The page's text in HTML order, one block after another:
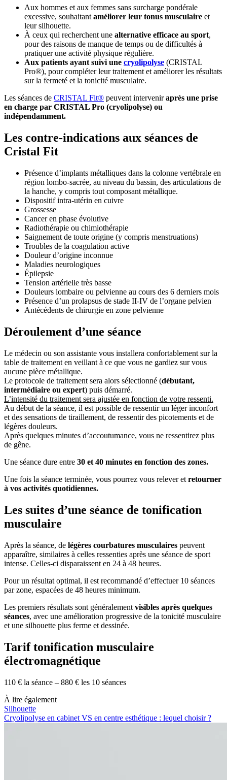
Aux hommes et aux femmes sans surcharge pondérale
excessive, souhaitant améliorer leur tonus musculaire et
leur silhouette.
À ceux qui recherchent une alternative efficace au sport,
pour des raisons de manque de temps ou de difficultés à
pratiquer une activité physique régulière.
Aux patients ayant suivi une cryolipolyse (CRISTAL
Pro®), pour compléter leur traitement et améliorer les résultats
sur la fermeté et la tonicité musculaire.
Les séances de CRISTAL Fit® peuvent interveniraprès une prise
en charge par CRISTAL Pro (cryolipolyse) ou
indépendamment.
Les contre-indications aux séances de
Cristal Fit
Présence d’implants métalliques dans la colonne vertébrale en
région lombo-sacrée, au niveau du bassin, des articulations de
la hanche, y compris tout composant métallique.
Dispositif intra-utérin en cuivre
Grossesse
Cancer en phase évolutive
Radiothérapie ou chimiothérapie
Saignement de toute origine (y compris menstruations)
Troubles de la coagulation active
Douleur d’origine inconnue
Maladies neurologiques
Épilepsie
Tension artérielle très basse
Douleurs lombaire ou pelvienne au cours des 6 derniers mois
Présence d’un prolapsus de stade II-IV de l’organe pelvien
Antécédents de chirurgie en zone pelvienne
Déroulement d’une séance
Le médecin ou son assistante vous installera confortablement sur la
table de traitement en veillant à ce que vous ne gardiez sur vous
aucune pièce métallique.
Le protocole de traitement sera alors sélectionné (débutant,
intermédiaire ou expert) puis démarré.
L’intensité du traitement sera ajustée en fonction de votre ressenti.
Au début de la séance, il est possible de ressentir un léger inconfort
et des sensations de tiraillement, de ressentir des picotements et de
légères douleurs.
Après quelques minutes d’accoutumance, vous ne ressentirez plus
de gêne.
Une séance dure entre 30 et 40 minutes en fonction des zones.
Une fois la séance terminée, vous pourrez vous relever et retourner
à vos activités quotidiennes.
Les suites d’une séance de tonification
musculaire
Après la séance, de légères courbatures musculaires peuvent
apparaître, similaires à celles ressenties après une séance de sport
intense. Celles-ci disparaissent en 24 à 48 heures.
Pour un résultat optimal, il est recommandé d’effectuer 10 séances
par zone, espacées de 48 heures minimum.
Les premiers résultats sont généralement visibles après quelques
séances, avec une amélioration progressive de la tonicité musculaire
et une silhouette plus ferme et dessinée.
Tarif tonification musculaire
électromagnétique
110 € la séance – 880 € les 10 séances
À lire également
Silhouette
Cryolipolyse en cabinet VS en centre esthétique : lequel choisir ?